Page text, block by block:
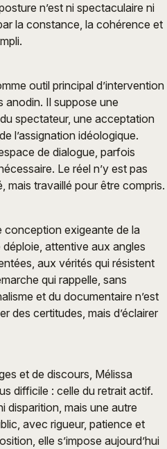
n’est ni spectaculaire ni
la constance, la cohérence et
outil principal d’intervention
anodin. Il suppose une
spectateur, une acceptation
l’assignation idéologique.
de dialogue, parfois
Le réel n’y est pas
mais travaillé pour être compris.
conception exigeante de la
attentive aux angles
aux vérités qui résistent
qui rappelle, sans
et du documentaire n’est
des certitudes, mais d’éclairer
et de discours, Mélissa
difficile : celle du retrait actif.
disparition, mais une autre
avec rigueur, patience et
elle s’impose aujourd’hui